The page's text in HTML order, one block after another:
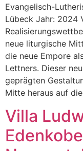
Evangelisch-
Lübeck Jahr: 2024
neue liturgische
die neue Empore
Lettners. Dieser
geprägten
Mitte heraus auf
Villa